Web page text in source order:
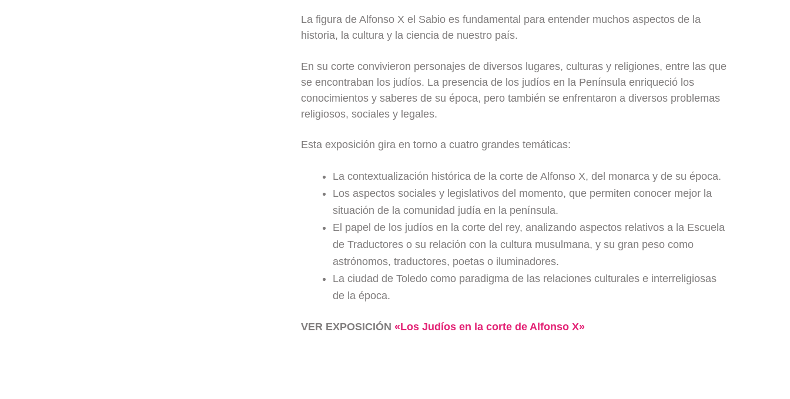
La figura de Alfonso X el Sabio es fundamental para entender muchos aspectos de la
historia, la cultura y la ciencia de nuestro país.
En su corte convivieron personajes de diversos lugares, culturas y religiones, entre las que
se encontraban los judíos. La presencia de los judíos en la Península enriqueció los
conocimientos y saberes de su época, pero también se enfrentaron a diversos problemas
religiosos, sociales y legales.
Esta exposición gira en torno a cuatro grandes temáticas:
La contextualización histórica de la corte de Alfonso X, del monarca y de su época.
Los aspectos sociales y legislativos del momento, que permiten conocer mejor la
situación de la comunidad judía en la península.
El papel de los judíos en la corte del rey, analizando aspectos relativos a la Escuela
de Traductores o su relación con la cultura musulmana, y su gran peso como
astrónomos, traductores, poetas o iluminadores.
La ciudad de Toledo como paradigma de las relaciones culturales e interreligiosas
de la época.
VER EXPOSICIÓN«Los Judíos en la corte de Alfonso X»